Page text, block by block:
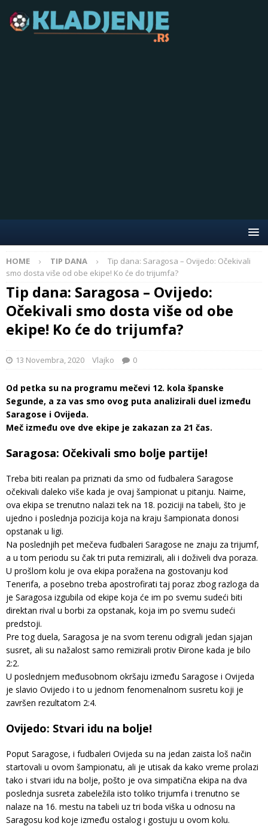
HOME TIP DANA
Tip dana: Saragosa – Ovijedo: Očekivali
smo dosta više od obe ekipe! Ko će do trijumfa?
Tip dana: Saragosa – Ovijedo:
Očekivali smo dosta više od obe
ekipe! Ko će do trijumfa?
13 Novembra, 2020 Vlajko 0
Od petka su na programu mečevi 12. kola španske
Segunde, a za vas smo ovog puta analizirali duel između
Saragose i Ovijeda.
Meč između ove dve ekipe je zakazan za 21 čas.
Saragosa: Očekivali smo bolje partije!
Treba biti realan pa priznati da smo od fudbalera Saragose
očekivali daleko više kada je ovaj šampionat u pitanju. Naime,
ova ekipa se trenutno nalazi tek na 18. poziciji na tabeli, što je
ujedno i poslednja pozicija koja na kraju šampionata donosi
opstanak u ligi.
Na poslednjih pet mečeva fudbaleri Saragose ne znaju za trijumf,
a u tom periodu su čak tri puta remizirali, ali i doživeli dva poraza.
U prošlom kolu je ova ekipa poražena na gostovanju kod
Tenerifa, a posebno treba apostrofirati taj poraz zbog razloga da
je Saragosa izgubila od ekipe koja će im po svemu sudeći biti
direktan rival u borbi za opstanak, koja im po svemu sudeći
predstoji.
Pre tog duela, Saragosa je na svom terenu odigrali jedan sjajan
susret, ali su nažalost samo remizirali protiv Đirone kada je bilo
2:2.
U poslednjem međusobnom okršaju između Saragose i Ovijeda
je slavio Ovijedo i to u jednom fenomenalnom susretu koji je
završen rezultatom 2:4.
Ovijedo: Stvari idu na bolje!
Poput Saragose, i fudbaleri Ovijeda su na jedan zaista loš način
startovali u ovom šampionatu, ali je utisak da kako vreme prolazi
tako i stvari idu na bolje, pošto je ova simpatična ekipa na dva
poslednja susreta zabeležila isto toliko trijumfa i trenutno se
nalaze na 16. mestu na tabeli uz tri boda viška u odnosu na
Saragosu kod koje između ostalog i gostuju u ovom kolu.